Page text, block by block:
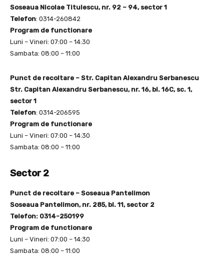
Soseaua Nicolae Titulescu, nr. 92 – 94, sector 1
Telefon: 0314-260842
Program de functionare
Luni – Vineri: 07:00 – 14:30
Sambata: 08:00 – 11:00
Punct de recoltare – Str. Capitan Alexandru Serbanescu
Str. Capitan Alexandru Serbanescu, nr. 16, bl. 16C, sc. 1,
sector 1
Telefon: 0314-206595
Program de functionare
Luni – Vineri: 07:00 – 14:30
Sambata: 08:00 – 11:00
Sector 2
Punct de recoltare – Soseaua Pantelimon
Soseaua Pantelimon, nr. 285, bl. 11, sector 2
Telefon: 0314-250199
Program de functionare
Luni – Vineri: 07:00 – 14:30
Sambata: 08:00 – 11:00